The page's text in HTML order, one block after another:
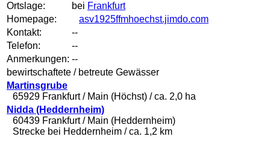
Ortslage:
bei Frankfurt
Homepage:
asv1925ffmhoechst.jimdo.com
Kontakt:
--
Telefon:
--
Anmerkungen: --
bewirtschaftete / betreute Gewässer
Martinsgrube
65929 Frankfurt / Main (Höchst) / ca. 2,0 ha
Nidda (Heddernheim)
60439 Frankfurt / Main (Heddernheim)
Strecke bei Heddernheim / ca. 1,2 km